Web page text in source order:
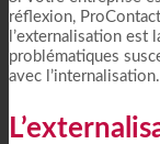
réflexion,
l’externalisation est
problématiques
avec l’internalisation.